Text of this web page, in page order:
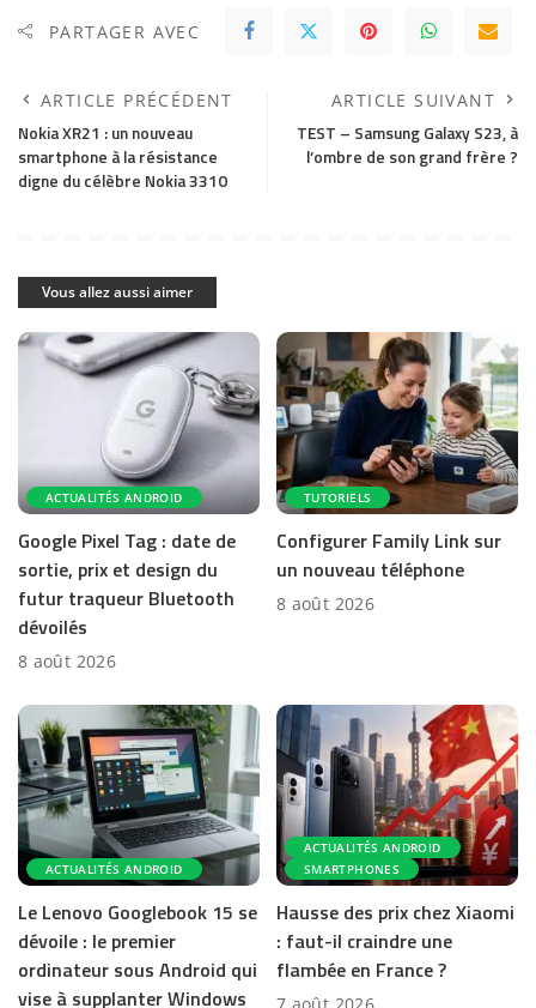
PARTAGER AVEC
ARTICLE PRÉCÉDENT
Nokia XR21 : un nouveau
smartphone à la résistance
digne du célèbre Nokia 3310
ARTICLE SUIVANT
TEST – Samsung Galaxy S23, à
l’ombre de son grand frère ?
Vous allez aussi aimer
ACTUALITÉS ANDROID
Google Pixel Tag : date de
sortie, prix et design du
futur traqueur Bluetooth
dévoilés
8 août 2026
TUTORIELS
Configurer Family Link sur
un nouveau téléphone
8 août 2026
ACTUALITÉS ANDROID
Le Lenovo Googlebook 15 se
dévoile : le premier
ordinateur sous Android qui
vise à supplanter Windows
ACTUALITÉS ANDROID
SMARTPHONES
Hausse des prix chez Xiaomi
: faut-il craindre une
flambée en France ?